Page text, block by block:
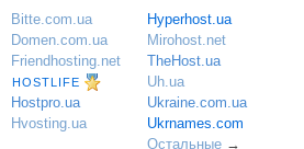
Bitte.com.ua
Domen.com.ua
Friendhosting.net
HOSTLIFE
Hostpro.ua
Hvosting.ua
Hyperhost.ua
Mirohost.net
TheHost.ua
Uh.ua
Ukraine.com.ua
Ukrnames.com
Остальные→